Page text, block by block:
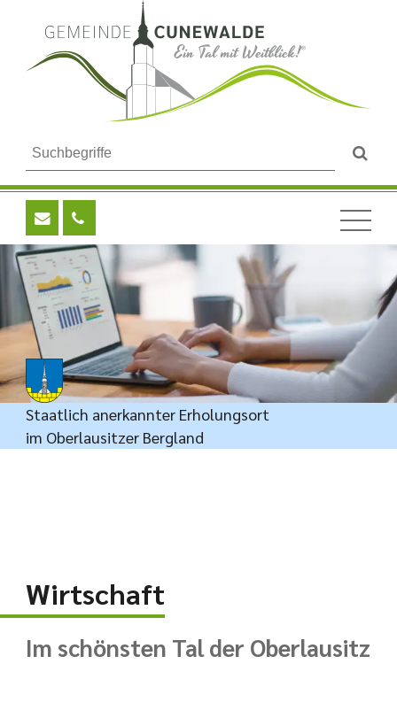
Staatlich anerkannter Erholungsort
im Oberlausitzer Bergland
Wirtschaft
Im schönsten Tal der Oberlausitz